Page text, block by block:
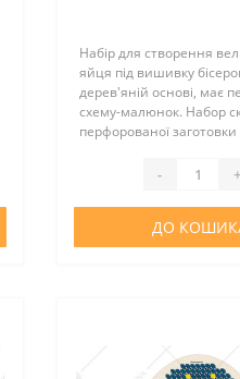
Набір для створення
яйця під вишивку
дерев'яній основі, має
схему-малюнок. Набор
перфорованої
необхідної кількості,
- +
ДО